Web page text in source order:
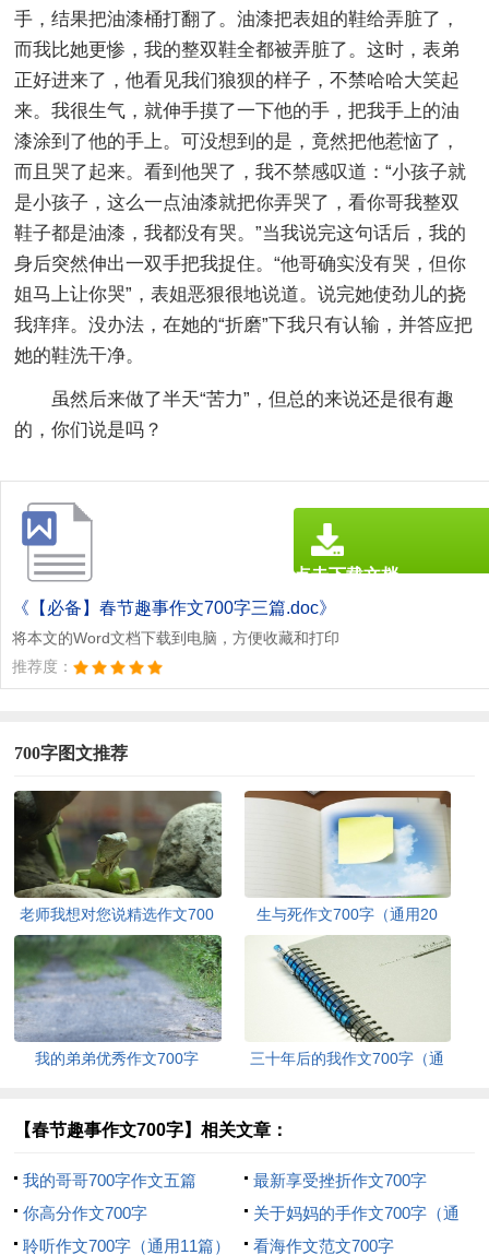
手，结果把油漆桶打翻了。油漆把表姐的鞋给弄脏了，
而我比她更惨，我的整双鞋全都被弄脏了。这时，表弟
正好进来了，他看见我们狼狈的样子，不禁哈哈大笑起
来。我很生气，就伸手摸了一下他的手，把我手上的油
漆涂到了他的手上。可没想到的是，竟然把他惹恼了，
而且哭了起来。看到他哭了，我不禁感叹道：“小孩子就
是小孩子，这么一点油漆就把你弄哭了，看你哥我整双
鞋子都是油漆，我都没有哭。”当我说完这句话后，我的
身后突然伸出一双手把我捉住。“他哥确实没有哭，但你
姐马上让你哭”，表姐恶狠很地说道。说完她使劲儿的挠
我痒痒。没办法，在她的“折磨”下我只有认输，并答应把
她的鞋洗干净。
虽然后来做了半天“苦力”，但总的来说还是很有趣
的，你们说是吗？
《【必备】春节趣事作文700字三篇.doc》
将本文的Word文档下载到电脑，方便收藏和打印
推荐度：
点击下载文档
文档为doc格式
700字图文推荐
老师我想对您说精选作文700
字
生与死作文700字（通用20
我的弟弟优秀作文700字
三十年后的我作文700字（通
【春节趣事作文700字】相关文章：
我的哥哥700字作文五篇
最新享受挫折作文700字
你高分作文700字
关于妈妈的手作文700字（通
用10篇）
聆听作文700字（通用11篇） 看海作文范文700字